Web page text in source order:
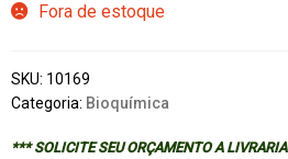
Fora de estoque
SKU: 10169
Categoria: Bioquímica
*** SOLICITE SEU ORÇAMENTO A LIVRARIA